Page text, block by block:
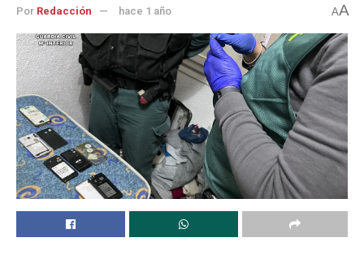
Por Redacción hace 1 año AA